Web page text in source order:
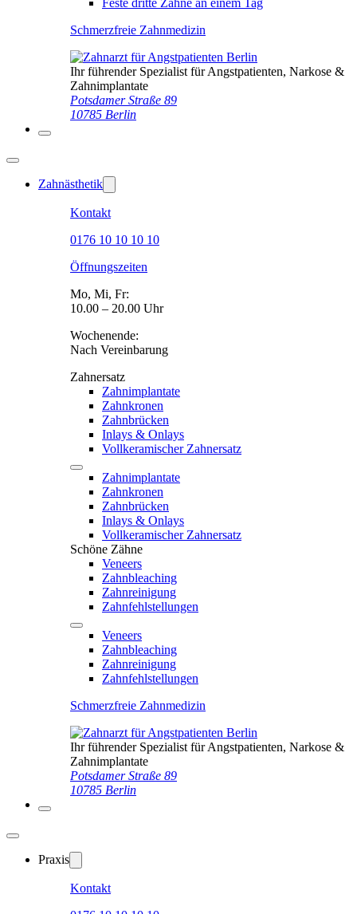
Feste dritte Zähne an einem Tag
Schmerzfreie Zahnmedizin
Ihr führender Spezialist für Angstpatienten, Narkose &
Zahnimplantate
Potsdamer Straße 89
10785 Berlin
Zahnästhetik
Kontakt
0176 10 10 10 10
Öffnungszeiten
Mo, Mi, Fr:
10.00 – 20.00 Uhr
Wochenende:
Nach Vereinbarung
Zahnersatz
Zahnimplantate
Zahnkronen
Zahnbrücken
Inlays & Onlays
Vollkeramischer Zahnersatz
Zahnimplantate
Zahnkronen
Zahnbrücken
Inlays & Onlays
Vollkeramischer Zahnersatz
Schöne Zähne
Veneers
Zahnbleaching
Zahnreinigung
Zahnfehlstellungen
Veneers
Zahnbleaching
Zahnreinigung
Zahnfehlstellungen
Schmerzfreie Zahnmedizin
Ihr führender Spezialist für Angstpatienten, Narkose &
Zahnimplantate
Potsdamer Straße 89
10785 Berlin
Praxis
Kontakt